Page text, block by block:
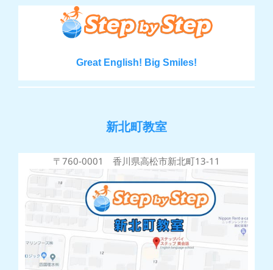
Great English! Big Smiles!
新北町教室
〒760-0001 香川県高松市新北町13-11